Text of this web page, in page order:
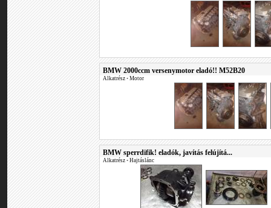
BMW 2000ccm versenymotor eladó!! M52B20
Alkatrész • Motor
BMW sperrdifik! eladók, javítás felújítá...
Alkatrész • Hajtáslánc